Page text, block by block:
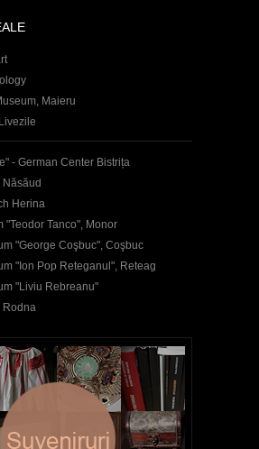
Maieru
- German Center Bistrița
Năsăud
Herina
"Teodor Tanco", Monor
"George Coşbuc", Coşbuc
"Ion Pop Reteganul", Reteag
"Liviu Rebreanu"
Rodna